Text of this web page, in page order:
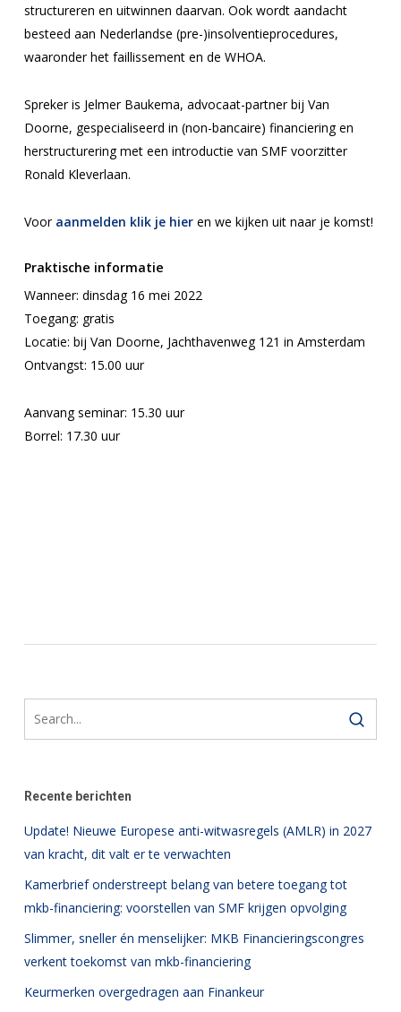
structureren en uitwinnen daarvan. Ook wordt aandacht
besteed aan Nederlandse (pre-)insolventieprocedures,
waaronder het faillissement en de WHOA.
Spreker is Jelmer Baukema, advocaat-partner bij Van
Doorne, gespecialiseerd in (non-bancaire) financiering en
herstructurering met een introductie van SMF voorzitter
Ronald Kleverlaan.
Voor aanmelden klik je hier en we kijken uit naar je komst!
Praktische informatie
Wanneer: dinsdag 16 mei 2022
Toegang: gratis
Locatie: bij Van Doorne, Jachthavenweg 121 in Amsterdam
Ontvangst: 15.00 uur
Aanvang seminar: 15.30 uur
Borrel: 17.30 uur
Recente berichten
Update! Nieuwe Europese anti-witwasregels (AMLR) in 2027
van kracht, dit valt er te verwachten
Kamerbrief onderstreept belang van betere toegang tot
mkb-financiering: voorstellen van SMF krijgen opvolging
Slimmer, sneller én menselijker: MKB Financieringscongres
verkent toekomst van mkb-financiering
Keurmerken overgedragen aan Finankeur